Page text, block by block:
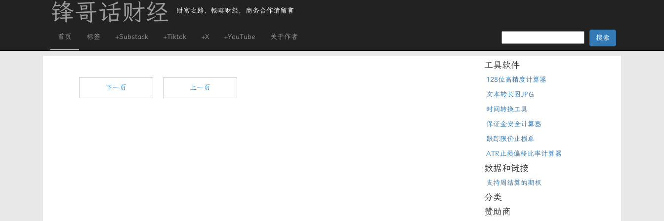
锋哥话财经 财富之路，畅聊财经，商务合作请留言
首页 标签 +Substack +Tiktok +X +YouTube 关于作者
下一页 上一页
工具软件
128位高精度计算器
文本转长图JPG
时间转换工具
保证金安全计算器
跟踪限价止损单
ATR止损偏移比率计算器
数据和链接
支持周结算的期权
分类
赞助商